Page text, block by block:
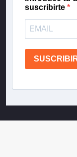
suscribirte